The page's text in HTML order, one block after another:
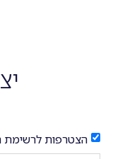
הצטרפות לרשימת